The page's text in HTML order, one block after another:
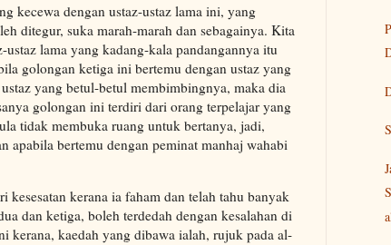
kecewa dengan ustaz-ustaz lama ini, yang
ditegur, suka marah-marah dan sebagainya. Kita
lama yang kadang-kala pandangannya itu
golongan ketiga ini bertemu dengan ustaz yang
yang betul-betul membimbingnya, maka dia
golongan ini terdiri dari orang terpelajar yang
tidak membuka ruang untuk bertanya, jadi,
apabila bertemu dengan peminat manhaj wahabi
kesesatan kerana ia faham dan telah tahu banyak
dan ketiga, boleh terdedah dengan kesalahan di
kerana, kaedah yang dibawa ialah, rujuk pada al-